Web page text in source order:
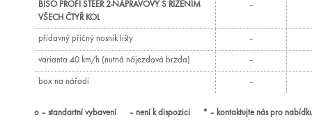
BISO PROFI STEER 2-NÁPRAVOVÝ S ŘÍZENÍM
VŠECH ČTYŘ KOL
–
přídavný příčný nosník lišty –
varianta 40 km/h (nutná nájezdová brzda) –
box na nářadí –
o – standartní vybavení – není k dispozici * – kontaktujte nás pro